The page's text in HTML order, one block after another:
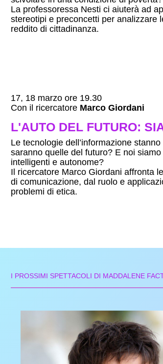
La professoressa Nesti ci aiuterà ad
stereotipi e preconcetti per analizzare
reddito di cittadinanza.
17, 18 marzo ore 19.30
Con il ricercatore Marco Giordani
L'AUTO DEL FUTURO:
Le tecnologie dell’informazione
saranno quelle del futuro? E noi
intelligenti e autonome?
Il ricercatore Marco Giordani affronta
di comunicazione, dal ruolo e
problemi di etica.
I PROSSIMI SPETTACOLI DI MADDALENE